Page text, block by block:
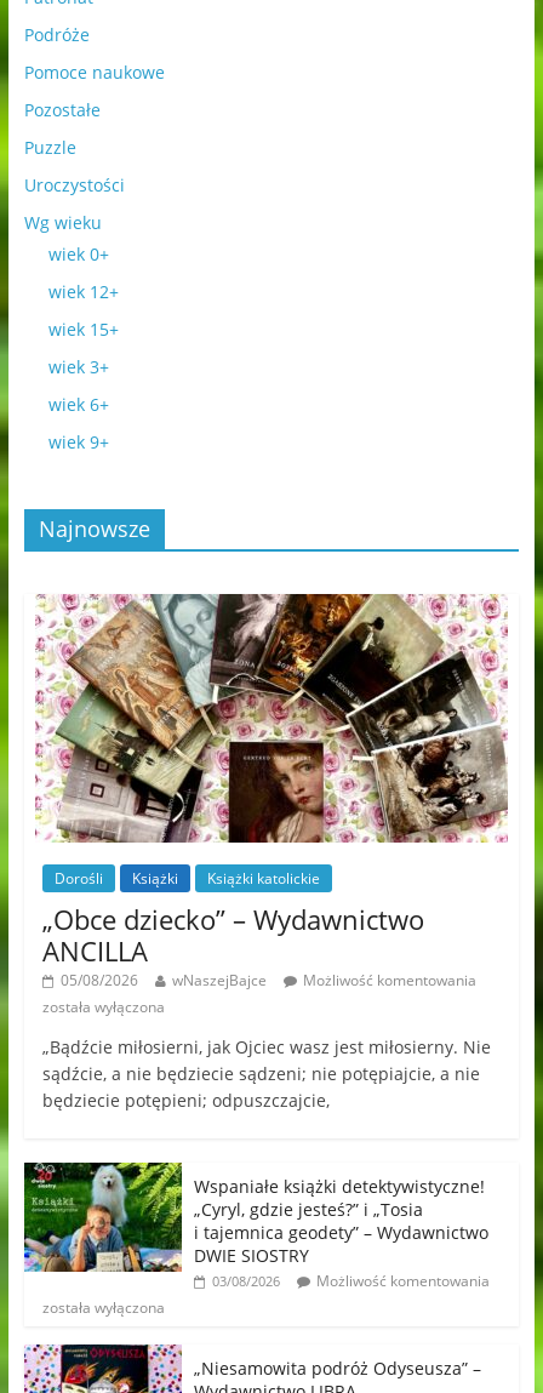
Podróże
Pomoce naukowe
Pozostałe
Puzzle
Uroczystości
Wg wieku
wiek 0+
wiek 12+
wiek 15+
wiek 3+
wiek 6+
wiek 9+
Najnowsze
Dorośli Książki Książki katolickie
„Obce dziecko” – Wydawnictwo
ANCILLA
05/08/2026 wNaszejBajce
Możliwość komentowania
została wyłączona
„Bądźcie miłosierni, jak Ojciec wasz jest miłosierny. Nie
sądźcie, a nie będziecie sądzeni; nie potępiajcie, a nie
będziecie potępieni; odpuszczajcie,
Wspaniałe książki detektywistyczne!
„Cyryl, gdzie jesteś?” i „Tosia
i tajemnica geodety” – Wydawnictwo
DWIE SIOSTRY
03/08/2026
Możliwość komentowania
została wyłączona
„Niesamowita podróż Odyseusza” –